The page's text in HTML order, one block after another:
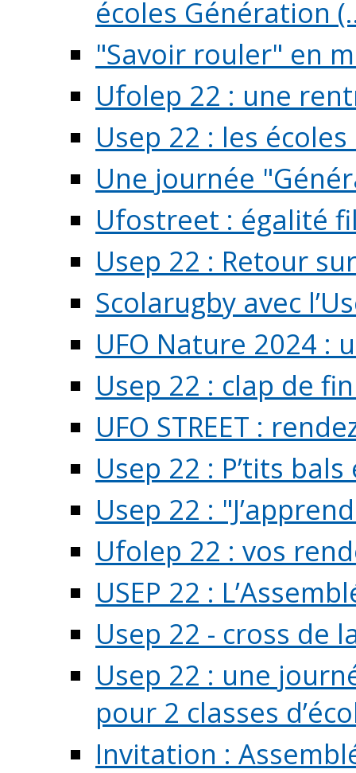
écoles Génération
"Savoir rouler" en
Ufolep 22 : une
Usep 22 : les
Une journée
Ufostreet : égalité
Usep 22 : Retour
Scolarugby avec
UFO Nature 2024 :
Usep 22 : clap de
UFO STREET :
Usep 22 : P’tits
Usep 22 :
Ufolep 22 : vos
USEP 22 :
Usep 22 - cross de
Usep 22 : une
pour 2 classes
Invitation :